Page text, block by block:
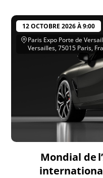
12 OCTOBRE 2026 À 9:00
Paris Expo Porte de
Versailles, 75015 Paris,
Mondial de